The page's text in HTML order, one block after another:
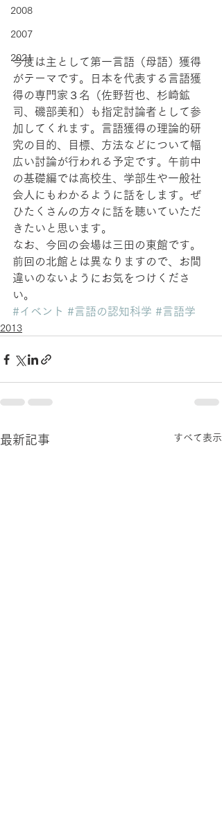
2008
2007
2021
今度は主として第一言語（母語）獲得
がテーマです。日本を代表する言語獲
得の専門家３名（佐野哲也、杉崎鉱
司、磯部美和）も指定討論者として参
加してくれます。言語獲得の理論的研
究の目的、目標、方法などについて幅
広い討論が行われる予定です。午前中
の基礎編では高校生、学部生や一般社
会人にもわかるように話をします。ぜ
ひたくさんの方々に話を聴いていただ
きたいと思います。
なお、今回の会場は三田の東館です。
前回の北館とは異なりますので、お間
違いのないようにお気をつけくださ
い。
#イベント #言語の認知科学 #言語学
2013
最新記事 すべて表示